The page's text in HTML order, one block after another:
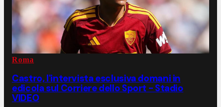
Roma
Castro, l'intervista esclusiva domani in
edicola sul Corriere dello Sport - Stadio
VIDEO